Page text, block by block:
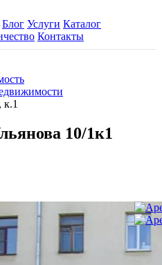
Блог Услуги Каталог
Контакты
к.1
10/1к1